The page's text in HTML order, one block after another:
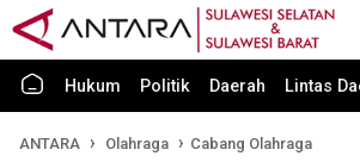
Hukum Politik Daerah Lintas
ANTARA Olahraga Cabang Olahraga